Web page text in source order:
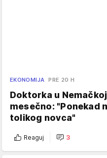
EKONOMIJA PRE 20 H
Doktorka u
mesečno: "Ponekad
tolikog novca"
Reaguj 3